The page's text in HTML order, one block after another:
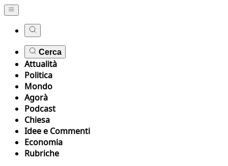
Cerca
Attualità
Politica
Mondo
Agorà
Podcast
Chiesa
Idee e Commenti
Economia
Rubriche